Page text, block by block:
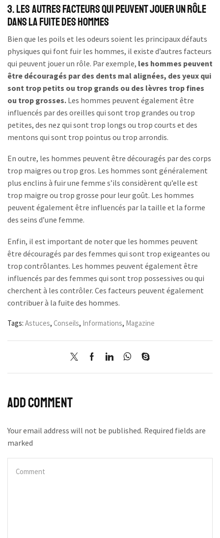
3. Les Autres Facteurs qui Peuvent Jouer un Rôle
dans la Fuite des Hommes
Bien que les poils et les odeurs soient les principaux défauts
physiques qui font fuir les hommes, il existe d’autres facteurs
qui peuvent jouer un rôle. Par exemple, les hommes peuvent
être découragés par des dents mal alignées, des yeux qui
sont trop petits ou trop grands ou des lèvres trop fines
ou trop grosses. Les hommes peuvent également être
influencés par des oreilles qui sont trop grandes ou trop
petites, des nez qui sont trop longs ou trop courts et des
mentons qui sont trop pointus ou trop arrondis.
En outre, les hommes peuvent être découragés par des corps
trop maigres ou trop gros. Les hommes sont généralement
plus enclins à fuir une femme s’ils considèrent qu’elle est
trop maigre ou trop grosse pour leur goût. Les hommes
peuvent également être influencés par la taille et la forme
des seins d’une femme.
Enfin, il est important de noter que les hommes peuvent
être découragés par des femmes qui sont trop exigeantes ou
trop contrôlantes. Les hommes peuvent également être
influencés par des femmes qui sont trop possessives ou qui
cherchent à les contrôler. Ces facteurs peuvent également
contribuer à la fuite des hommes.
Tags: Astuces, Conseils, Informations, Magazine
Add comment
Your email address will not be published. Required fields are
marked